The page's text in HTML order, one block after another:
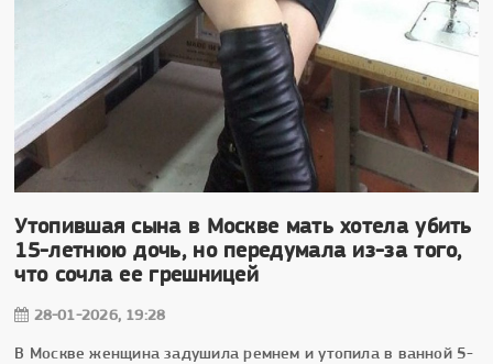
Утопившая сына в Москве мать хотела убить
15-летнюю дочь, но передумала из-за того,
что сочла ее грешницей
28-01-2026, 19:28
В Москве женщина задушила ремнем и утопила в ванной 5-